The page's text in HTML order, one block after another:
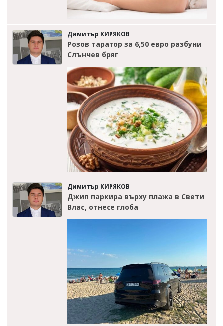
Димитър КИРЯКОВ
Розов таратор за 6,50 евро разбуни
Слънчев бряг
Димитър КИРЯКОВ
Джип паркира върху плажа в Свети
Влас, отнесе глоба